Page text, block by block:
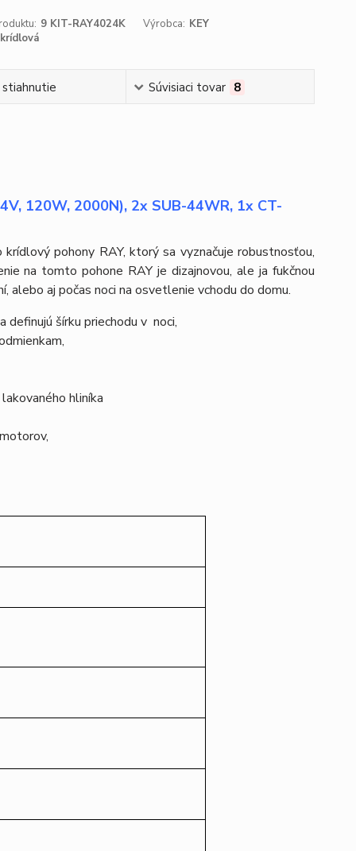
9 KIT-RAY4024K Výrobca: KEY
stiahnutie Súvisiaci tovar 8
120W, 2000N), 2x SUB-44WR, 1x CT-
pohony RAY, ktorý sa vyznačuje robustnosťou,
na tomto pohone RAY je dizajnovou, ale ja fukčnou
alebo aj počas noci na osvetlenie vchodu do domu.
šírku priechodu v noci,
hliníka